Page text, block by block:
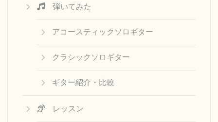
弾いてみた
アコースティックソロギター
クラシックソロギター
ギター紹介・比較
レッスン